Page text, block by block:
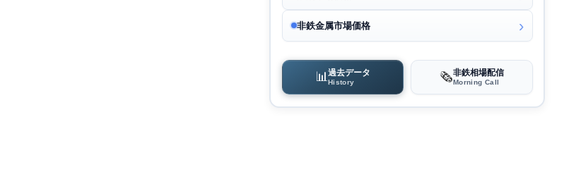
非鉄金属市場価格
📊 過去データ
History 🗞️非鉄相場配信
Morning Call